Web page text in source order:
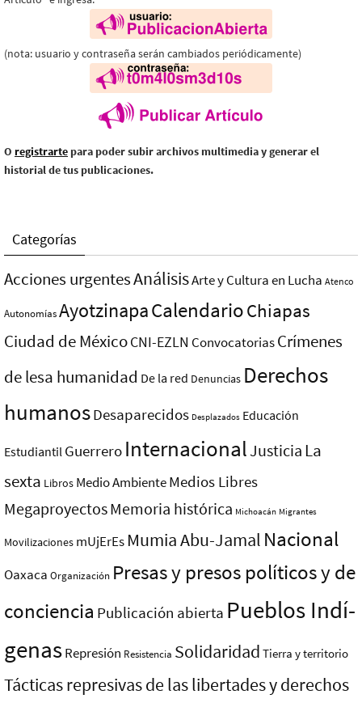
(nota: usuario y contraseña serán cambiados periódicamente)
O registrarte para poder subir archivos multimedia y generar el
historial de tus publicaciones.
Categorías
Acciones urgentesAnálisisArte y Cultura en Lucha Atenco
AutonomíasAyotzinapaCalendarioChiapas
Ciudad de MéxicoCNI-EZLN ConvocatoriasCrímenes
de lesa humanidad De la red Denuncias Derechos
humanosDesaparecidos Desplazados Educación
Estudiantil Guerrero InternacionalJusticia La
sexta Libros Medio AmbienteMedios Libres
MegaproyectosMemoria histórica Michoacán Migrantes
Movilizaciones mUjErEs Mumia Abu-Jamal Nacional
Oaxaca Organización Presas y presos polí­ticos y de
conciencia Publicación abierta Pueblos Indí­
genasRepresión Resistencia Solidaridad Tierra y territorio
Tácticas represivas de las libertades y derechos